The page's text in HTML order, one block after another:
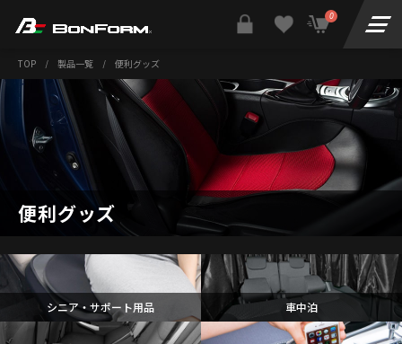
0
TOP / 製品一覧 / 便利グッズ
便利グッズ
シニア・サポート用品 車中泊